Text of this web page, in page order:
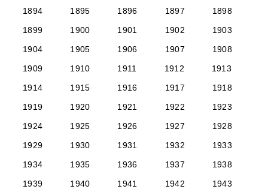
1894
1895 1896 1897
1898
1899
1900 1901 1902
1903
1904
1905 1906 1907
1908
1909
1910 1911 1912
1913
1914
1915 1916 1917
1918
1919
1920 1921 1922
1923
1924
1925 1926 1927
1928
1929
1930 1931 1932
1933
1934
1935 1936 1937
1938
1939
1940 1941 1942
1943